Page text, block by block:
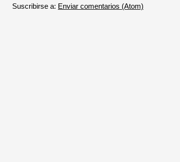
Suscribirse a: Enviar comentarios (Atom)